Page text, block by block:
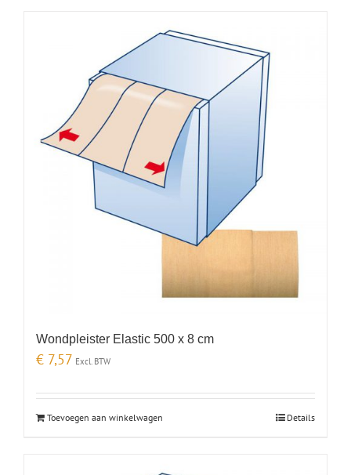
Wondpleister Elastic 500 x 8 cm
€ 7,57 Excl. BTW
Toevoegen aan winkelwagen Details